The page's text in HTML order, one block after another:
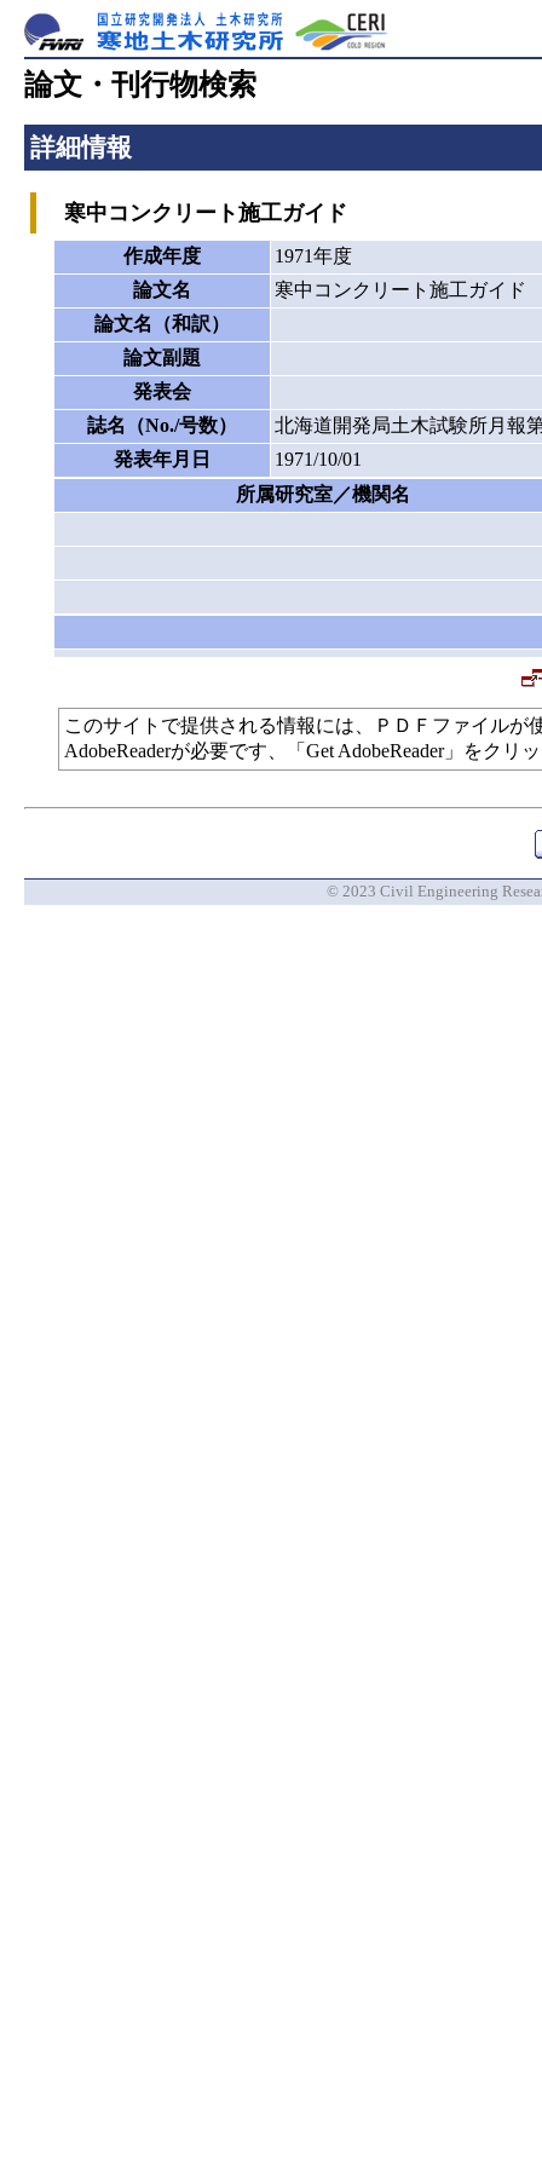
論文・刊行物検索
詳細情報
寒中コンクリート施工ガイド
作成年度
1971年度
論文名
寒中コンクリート施工ガイド
論文名（和訳）
論文副題
発表会
誌名（No./号数）
北海道開発局土木試験所月報
発表年月日
1971/10/01
所属研究室／機関名
このサイトで提供される情報には、ＰＤＦファイル
AdobeReaderが必要です、「Get AdobeReader」をク
© 2023 Civil Engineering